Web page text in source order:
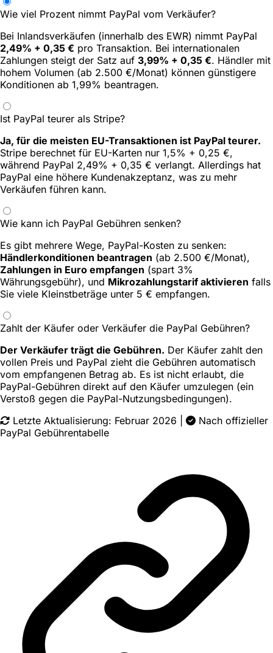
Wie viel Prozent nimmt PayPal vom Verkäufer?
Bei Inlandsverkäufen (innerhalb des EWR) nimmt PayPal
2,49% + 0,35 € pro Transaktion. Bei internationalen
Zahlungen steigt der Satz auf 3,99% + 0,35 €. Händler mit
hohem Volumen (ab 2.500 €/Monat) können günstigere
Konditionen ab 1,99% beantragen.
Ist PayPal teurer als Stripe?
Ja, für die meisten EU-Transaktionen ist PayPal teurer.
Stripe berechnet für EU-Karten nur 1,5% + 0,25 €,
während PayPal 2,49% + 0,35 € verlangt. Allerdings hat
PayPal eine höhere Kundenakzeptanz, was zu mehr
Verkäufen führen kann.
Wie kann ich PayPal Gebühren senken?
Es gibt mehrere Wege, PayPal-Kosten zu senken:
Händlerkonditionen beantragen (ab 2.500 €/Monat),
Zahlungen in Euro empfangen (spart 3%
Währungsgebühr), und Mikrozahlungstarif aktivieren falls
Sie viele Kleinstbeträge unter 5 € empfangen.
Zahlt der Käufer oder Verkäufer die PayPal Gebühren?
Der Verkäufer trägt die Gebühren. Der Käufer zahlt den
vollen Preis und PayPal zieht die Gebühren automatisch
vom empfangenen Betrag ab. Es ist nicht erlaubt, die
PayPal-Gebühren direkt auf den Käufer umzulegen (ein
Verstoß gegen die PayPal-Nutzungsbedingungen).
Letzte Aktualisierung: Februar 2026
Nach offizieller
PayPal Gebührentabelle